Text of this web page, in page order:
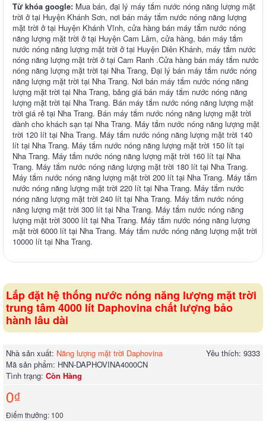
Từ khóa google: Mua bán, đại lý máy tắm nước nóng năng lượng mặt
trời ở tại Huyện Khánh Sơn, nơi bán máy tắm nước nóng năng lượng
mặt trời ở tại Huyện Khánh Vĩnh, cửa hàng bán máy tắm nước nóng
năng lượng mặt trời ở tại Huyện Cam Lâm, cửa hàng, bán máy tắm
nước nóng năng lượng mặt trời ở tại Huyện Diên Khánh, máy tắm nước
nóng năng lượng mặt trời ở tại Cam Ranh .Cửa hàng bán máy tắm nước
nóng năng lượng mặt trời tại Nha Trang, Đại lý bán máy tắm nước nóng
năng lượng mặt trời tại Nha Trang. Nơi bán máy tắm nước nóng năng
lượng mặt trời tại Nha Trang, bảng giá bán máy tắm nước nóng năng
lượng mặt trời tại Nha Trang. Bán máy tắm nước nóng năng lượng mặt
trời giá rẻ tại Nha Trang. Bán máy tắm nước nóng năng lượng mặt trời
dành cho khách sạn tại Nha Trang. Máy tắm nước nóng năng lượng mặt
trời 120 lít tại Nha Trang. Máy tắm nước nóng năng lượng mặt trời 140
lít tại Nha Trang. Máy tắm nước nóng năng lượng mặt trời 150 lít tại
Nha Trang. Máy tắm nước nóng năng lượng mặt trời 160 lít tại Nha
Trang. Máy tắm nước nóng năng lượng mặt trời 180 lít tại Nha Trang.
Máy tắm nước nóng năng lượng mặt trời 200 lít tại Nha Trang. Máy tắm
nước nóng năng lượng mặt trời 220 lít tại Nha Trang. Máy tắm nước
nóng năng lượng mặt trời 240 lít tại Nha Trang. Máy tắm nước nóng
năng lượng mặt trời 300 lít tại Nha Trang. Máy tắm nước nóng năng
lượng mặt trời 3000 lít tại Nha Trang. Máy tắm nước nóng năng lượng
mặt trời 6000 lít tại Nha Trang. Máy tắm nước nóng năng lượng mặt trời
10000 lít tại Nha Trang.
Lắp đặt hệ thống nước nóng năng lượng mặt trời
trung tâm 4000 lít Daphovina chất lượng bảo
hành lâu dài
Yêu thích: 9333
Nhà sản xuất: Năng lượng mặt trời Daphovina
Mã sản phẩm: HNN-DAPHOVINA4000CN
Tình trạng: Còn Hàng
0₫
Điểm thưởng: 100